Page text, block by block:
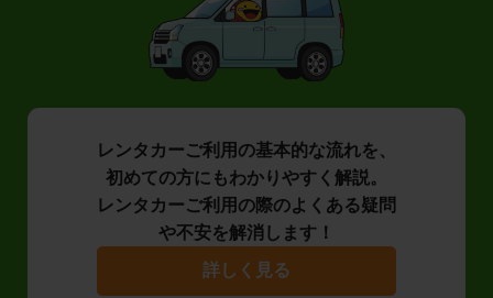
レンタカーご利用の基本的な流れを、
初めての方にもわかりやすく解説。
レンタカーご利用の際のよくある疑問
や不安を解消します！
詳しく見る